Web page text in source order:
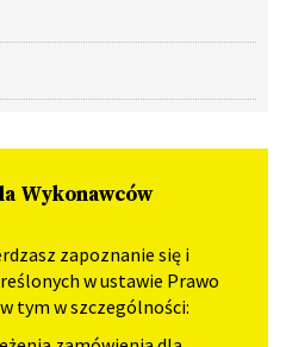
Wykonawców
zapoznanie się i
w ustawie Prawo
tym w szczególności: